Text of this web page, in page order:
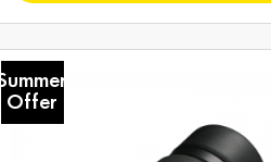
Summer
Offer